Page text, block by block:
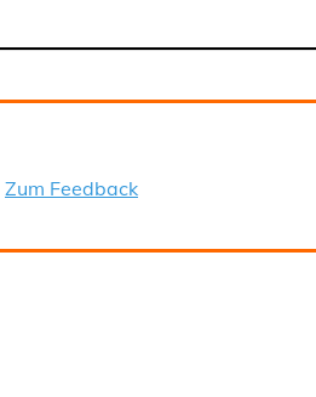
Zum Feedback